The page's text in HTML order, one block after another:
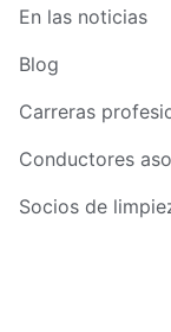
En las noticias
Blog
Carreras
Conductores
Socios de